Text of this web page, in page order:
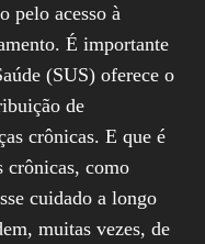
pelo acesso à
É importante
(SUS) oferece o
de
crônicas. E que é
crônicas, como
cuidado a longo
muitas vezes, de